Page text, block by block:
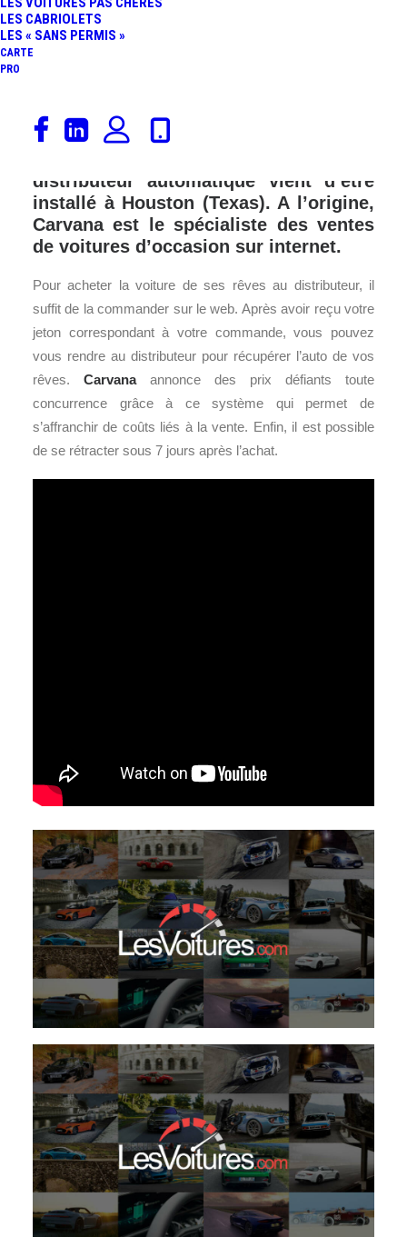
LES CABRIOLETS
LES « SANS PERMIS »
CARTE
PRO
L’entreprise américaine Carvana est en
passe de révolutionner le domaine des
distributeur automatique vient d’être
installé à Houston (Texas). A l’origine,
Carvana est le spécialiste des ventes
de voitures d’occasion sur internet.
Pour acheter la voiture de ses rêves au distributeur, il
suffit de la commander sur le web. Après avoir reçu votre
jeton correspondant à votre commande, vous pouvez
vous rendre au distributeur pour récupérer l’auto de vos
rêves. Carvanaannonce des prix défiants toute
concurrence grâce à ce système qui permet de
s’affranchir de coûts liés à la vente. Enfin, il est possible
de se rétracter sous 7 jours après l’achat.